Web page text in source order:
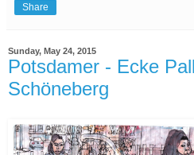
Share
Sunday, May 24, 2015
Potsdamer - Ecke
Schöneberg